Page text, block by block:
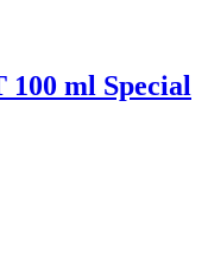
ml Special